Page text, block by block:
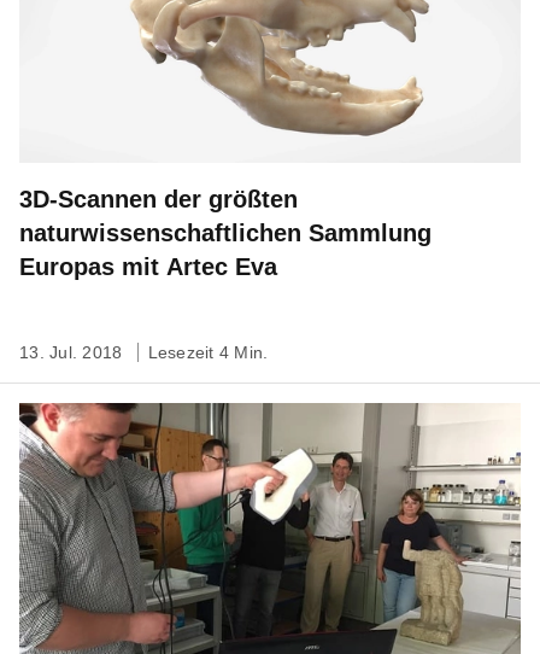
3D-Scannen der größten
naturwissenschaftlichen Sammlung
Europas mit Artec Eva
13. Jul. 2018 Lesezeit 4 Min.